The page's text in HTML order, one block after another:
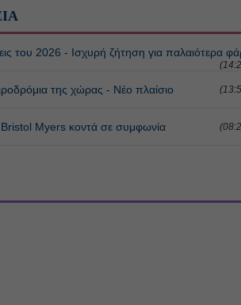
του 2026 - Ισχυρή ζήτηση για παλαιότερα
της χώρας - Νέο πλαίσιο
Myers κοντά σε συμφωνία